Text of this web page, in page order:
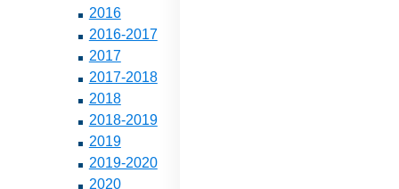
2016
2016-2017
2017
2017-2018
2018
2018-2019
2019
2019-2020
2020